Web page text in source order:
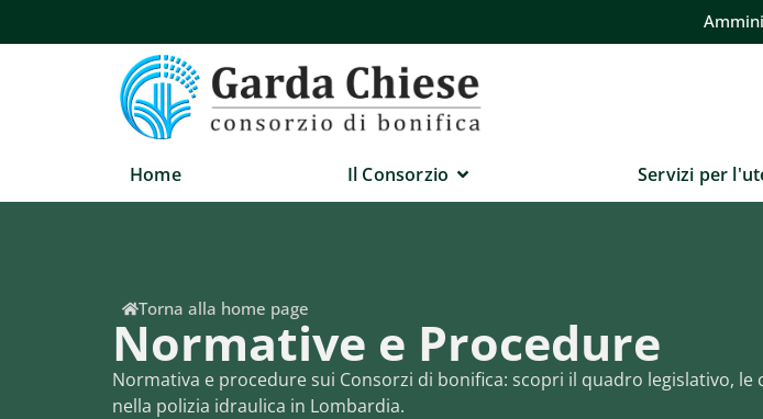
Home Il Consorzio Servizi per
Normative e Procedure
Normativa e procedure sui Consorzi di bonifica: scopri il quadro legislativo,
nella polizia idraulica in Lombardia.
Torna alla home page